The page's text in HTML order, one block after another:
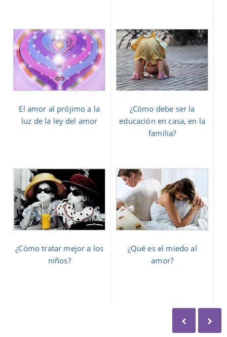
El amor al prójimo a la
luz de la ley del amor
¿Cómo debe ser la
educación en casa, en la
familia?
¿Cómo tratar mejor a los
niños?
¿Qué es el miedo al
amor?